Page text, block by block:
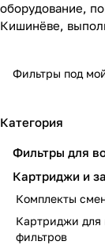
оборудование,
Кишинёве,
Фильтры под
Категория
Фильтры для
Картриджи и
Комплекты
Картриджи для
фильтров